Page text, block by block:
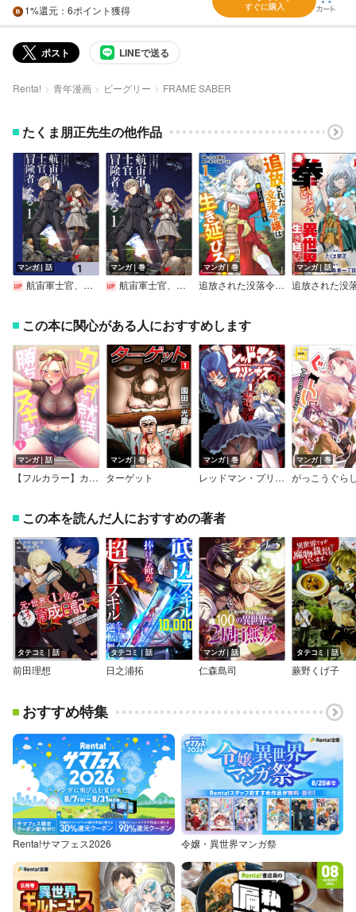
1%還元 ：6ポイント獲得 すぐに購入
ポスト LINEで送る
Renta! 青年漫画 ビーグリー FRAME SABER
たくま朋正先生の他作品
マンガ｜話
航宙軍士官、冒険者になる【分冊版】
マンガ｜巻
航宙軍士官、冒険者になる
マンガ｜巻
追放された没落令嬢は拳ひとつで異世界を生き延びる！ コミック版
マンガ｜話
この本に関心がある人におすすめします
マンガ｜話
【フルカラー】カラダで就活勝ちヌキます！
マンガ｜巻
ターゲット
マンガ｜巻
レッドマン・プリンセス 悪霊皇女
マンガ｜巻
この本を読んだ人におすすめの著者
タテコミ｜話
前田理想
タテコミ｜話
日之浦拓
マンガ｜話
仁森島司
タテコミ｜話
蕨野くげ子
おすすめ特集
Renta!サマフェス2026 令嬢・異世界マンガ祭